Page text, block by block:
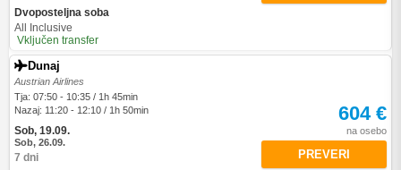
Dvoposteljna soba
All Inclusive
Vključen transfer
Dunaj
Austrian Airlines
Tja: 07:50 - 10:35 / 1h 45min
Nazaj: 11:20 - 12:10 / 1h 50min
Sob, 19.09.
Sob, 26.09.
7 dni
604 €
na osebo
PREVERI